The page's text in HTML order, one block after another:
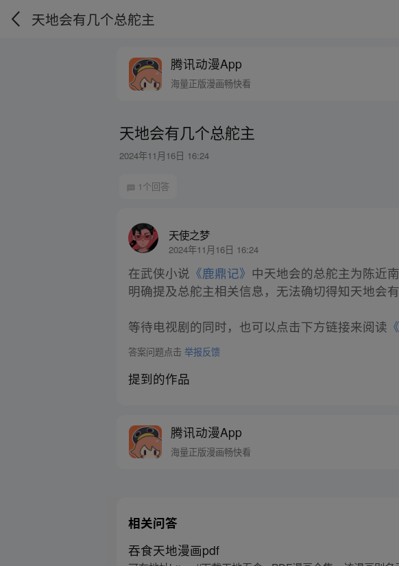
天地会有几个总舵主
腾讯动漫App
海量正版漫画畅快看
天地会有几个总舵主
2024年11月16日 16:24
1个回答
天使之梦
2024年11月16日 16:24
在武侠小说 《鹿鼎记》 中天地会的总舵主为陈近
明确提及总舵主相关信息，无法确切得知天地会有
等待电视剧的同时，也可以点击下方链接来阅读
答案问题点击举报反馈
提到的作品
腾讯动漫App
海量正版漫画畅快看
相关问答
吞食天地漫画pdf